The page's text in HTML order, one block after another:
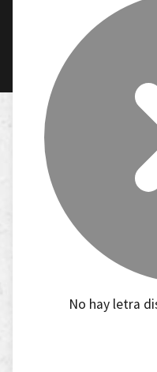
No hay letra